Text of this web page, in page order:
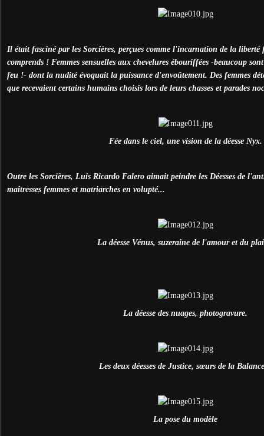
Il était fasciné par les Sorcières, perçues comme l'incarnation de la liberté
comprends ! Femmes sensuelles aux chevelures ébouriffées -beaucoup
feu !- dont la nudité évoquait la puissance d'envoûtement. Des femmes
que recevaient certains humains choisis lors de leurs chasses et parades
Fée dans le ciel, une vision de la déesse Nyx.
Outre les Sorcières, Luis Ricardo Falero aimait peindre les Déesses de
maîtresses femmes et matriarches en volupté...
La déesse Vénus, suzeraine de l'amour et du
La déesse des nuages, photogravure.
Les deux déesses de Justice, sœurs de la
La pose du modèle